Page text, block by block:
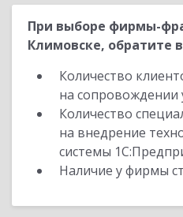
При выборе фирмы-
Климовске, обратите
Количество
на сопровождении
Количество
на внедрение
системы
Наличие у фирмы